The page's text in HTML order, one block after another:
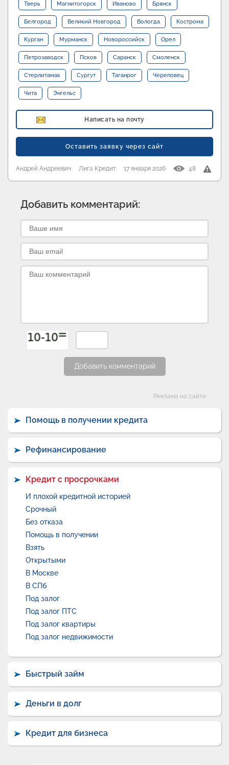
Тверь Магнитогорск Иваново Брянск
Белгород Великий Новгород Вологда Кострома
Курган Мурманск Новороссийск Орел
Петрозаводск Псков Саранск Смоленск
Стерлитамак Сургут Таганрог Череповец
Чита Энгельс
Написать на почту
Оставить заявку через сайт
Андрей Андреевич Лига Кредит 17 января 2026 48
Добавить комментарий:
Добавить комментарий
Реклама на сайте
Помощь в получении кредита
Рефинансирование
Кредит с просрочками
И плохой кредитной историей
Срочный
Без отказа
Помощь в получении
Взять
Открытыми
В Москве
В СПб
Под залог
Под залог ПТС
Под залог квартиры
Под залог недвижимости
Быстрый займ
Деньги в долг
Кредит для бизнеса